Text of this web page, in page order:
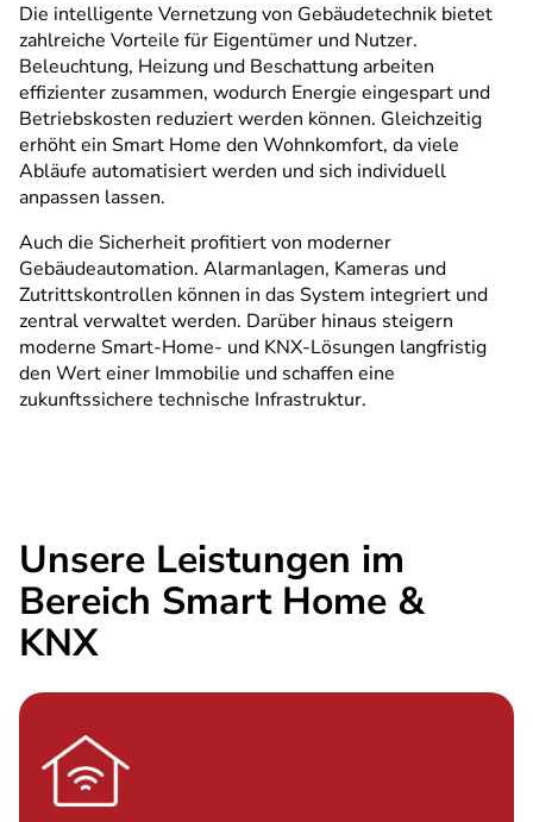
Die intelligente Vernetzung von Gebäudetechnik bietet
zahlreiche Vorteile für Eigentümer und Nutzer.
Beleuchtung, Heizung und Beschattung arbeiten
effizienter zusammen, wodurch Energie eingespart und
Betriebskosten reduziert werden können. Gleichzeitig
erhöht ein Smart Home den Wohnkomfort, da viele
Abläufe automatisiert werden und sich individuell
anpassen lassen.
Auch die Sicherheit profitiert von moderner
Gebäudeautomation. Alarmanlagen, Kameras und
Zutrittskontrollen können in das System integriert und
zentral verwaltet werden. Darüber hinaus steigern
moderne Smart-Home- und KNX-Lösungen langfristig
den Wert einer Immobilie und schaffen eine
zukunftssichere technische Infrastruktur.
Unsere Leistungen im
Bereich Smart Home &
KNX